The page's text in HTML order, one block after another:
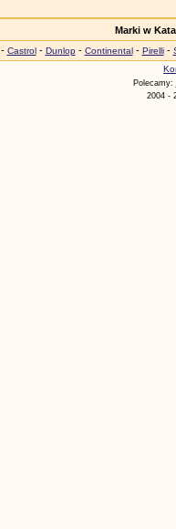
Marki w
- Castrol- Dunlop- Continental- Pirelli-
Polecamy:
2004 -